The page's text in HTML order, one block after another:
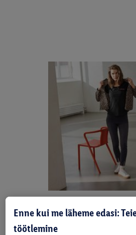
Trendid kohtuvad
klassikaga
Enne kui me läheme edasi:
töötlemine